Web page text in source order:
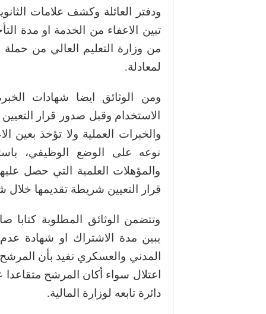
ودفتر العائلة وكشف علامات
تبين الاعفاء من الخدمة او مدة
من وزارة التعليم العالي من حملة
لمعادلة.
ومن الوثائق ايضا شهادات
الاستخدام وقبل صدور قرار
والخبرات العملية ولا تؤخذ بعين
نوعه على الوضع الوظيفي،
والمؤهلات العلمية التي حصل
قرار التعيين شريطة تقديمها خلال
وتتضمن الوثائق المطلوبة كتابا
يبين مدة الاشتراك او شهادة
المدني والعسكري تفيد بأن
اعتلال سواء أكان المرشح متقاعدا
دائرة تابعه لوزارة المالية.